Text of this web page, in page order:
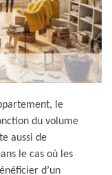
le
du volume
aussi de
le cas où les
d’un